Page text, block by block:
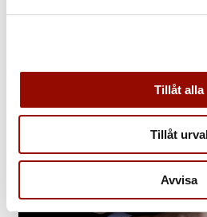
Tillåt alla
Tillåt urval
Avvisa
OM AUKTIONEN